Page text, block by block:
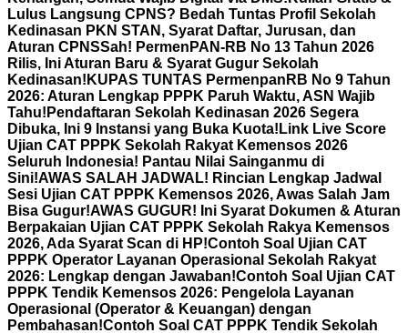
Lulus Langsung CPNS? Bedah Tuntas Profil Sekolah
Kedinasan PKN STAN, Syarat Daftar, Jurusan, dan
Aturan CPNSSah! PermenPAN-RB No 13 Tahun 2026
Rilis, Ini Aturan Baru & Syarat Gugur Sekolah
Kedinasan! KUPAS TUNTAS PermenpanRB No 9 Tahun
2026: Aturan Lengkap PPPK Paruh Waktu, ASN Wajib
Tahu! Pendaftaran Sekolah Kedinasan 2026 Segera
Dibuka, Ini 9 Instansi yang Buka Kuota! Link Live Score
Ujian CAT PPPK Sekolah Rakyat Kemensos 2026
Seluruh Indonesia! Pantau Nilai Sainganmu di
Sini!AWAS SALAH JADWAL! Rincian Lengkap Jadwal
Sesi Ujian CAT PPPK Kemensos 2026, Awas Salah Jam
Bisa Gugur!AWAS GUGUR! Ini Syarat Dokumen & Aturan
Berpakaian Ujian CAT PPPK Sekolah Rakya Kemensos
2026, Ada Syarat Scan di HP!Contoh Soal Ujian CAT
PPPK Operator Layanan Operasional Sekolah Rakyat
2026: Lengkap dengan Jawaban!Contoh Soal Ujian CAT
PPPK Tendik Kemensos 2026: Pengelola Layanan
Operasional (Operator & Keuangan) dengan
Pembahasan!Contoh Soal CAT PPPK Tendik Sekolah